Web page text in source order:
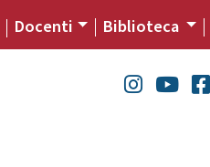
Docenti Biblioteca